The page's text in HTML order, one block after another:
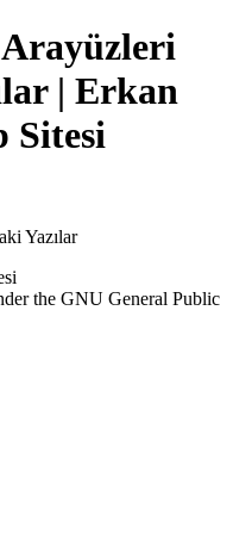
| Erkan
Sitesi
Yazılar
the GNU General Public